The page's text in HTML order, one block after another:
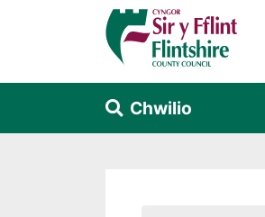
Neidio i'r prif gynnwys
Chwilio